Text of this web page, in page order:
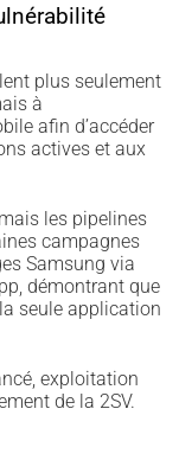
plus seulement
à
afin d’accéder
actives et aux
les pipelines
campagnes
Samsung via
démontrant que
seule application
exploitation
de la 2SV.